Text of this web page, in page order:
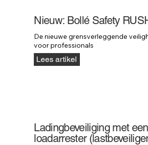
Nieuw: Bollé Safety
De nieuwe grensverleggende
voor professionals
Lees artikel
Ladingbeveiliging met een
loadarrester